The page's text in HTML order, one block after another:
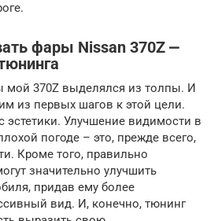
фары Nissan 370Z ⎼
мой 370Z выделялся из толпы. И
из первых шагов к этой цели.
эстетики. Улучшение видимости в
погоде – это, прежде всего,
Кроме того, правильно
значительно улучшить
придав ему более
вид. И, конечно, тюнинг